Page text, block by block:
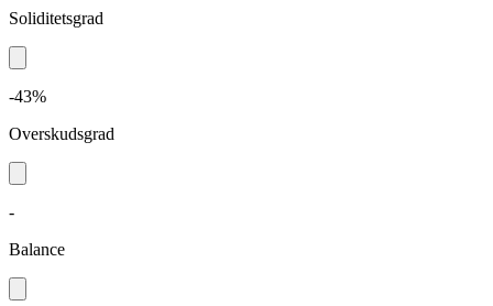
Soliditetsgrad
-43%
Overskudsgrad
-
Balance